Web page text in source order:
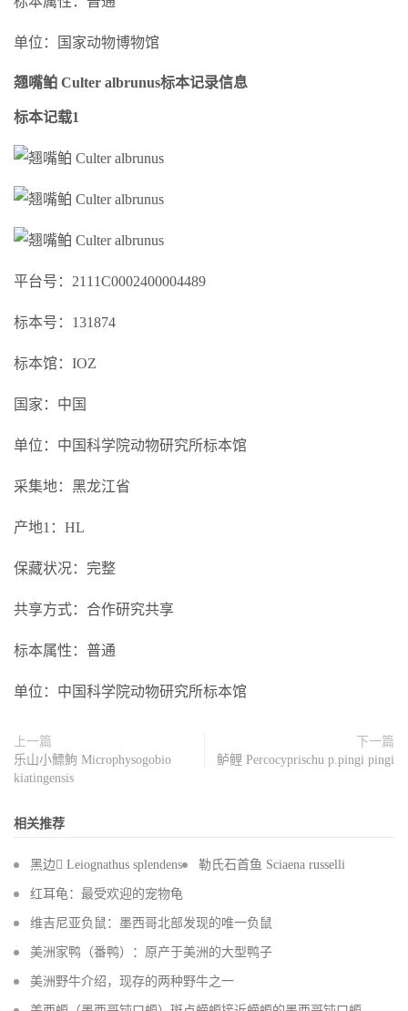
单位：国家动物博物馆
翘嘴鲌 Culter albrunus标本记录信息
标本记载1
平台号：2111C0002400004489
标本号：131874
标本馆：IOZ
国家：中国
单位：中国科学院动物研究所标本馆
采集地：黑龙江省
产地1：HL
保藏状况：完整
共享方式：合作研究共享
标本属性：普通
单位：中国科学院动物研究所标本馆
上一篇
乐山小鰾鮈 Microphysogobio
kiatingensis
下一篇
鲈鲤 Percocyprischu p.pingi pingi
相关推荐
黑边 Leiognathus splendens 勒氏石首鱼 Sciaena russelli
红耳龟：最受欢迎的宠物龟
维吉尼亚负鼠：墨西哥北部发现的唯一负鼠
美洲家鸭（番鸭）：原产于美洲的大型鸭子
美洲野牛介绍，现存的两种野牛之一